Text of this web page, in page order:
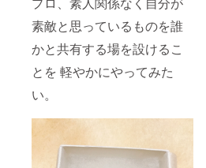
素敵と思っているものを誰
かと共有する場を設けるこ
とを 軽やかにやってみた
い。